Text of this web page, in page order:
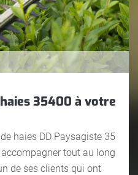
35400 à votre
haies DD Paysagiste 35
tout au long
de ses clients qui ont